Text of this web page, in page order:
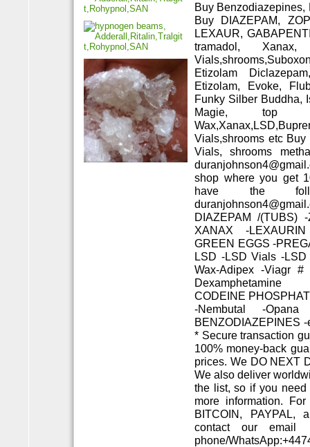
Buy
Buy DIAZEPAM,
LEXAUR,
tramadol, Xanax,
Etizolam
Etizolam, Evoke,
Funky Silber Buddha,
Magie, top
Vials,shrooms etc
Vials, shrooms
shop where you get
have the
DIAZEPAM /(TUBS)
XANAX -
GREEN EGGS -
LSD -LSD Vials -LSD
Wax-Adipex -Viagr
Dexamphetamine -
CODEINE
-Nembutal -
BENZODIAZEPINES
* Secure transaction
100% money-back
prices. We DO NEXT
We also deliver
the list, so if you
more information.
BITCOIN, PAYPAL,
contact our email
phone/